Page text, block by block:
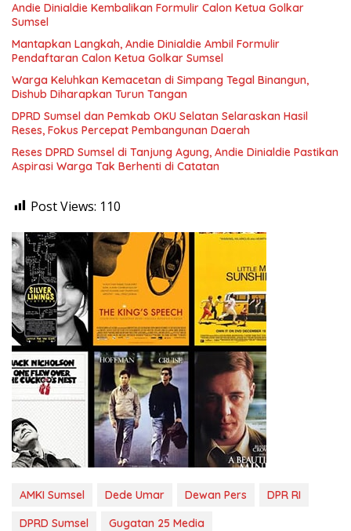
Andie Dinialdie Kembalikan Formulir Calon Ketua Golkar
Sumsel
Mantapkan Langkah, Andie Dinialdie Ambil Formulir
Pendaftaran Calon Ketua Golkar Sumsel
Warga Keluhkan Kemacetan di Simpang Tegal Binangun,
Dishub Diharapkan Turun Tangan
DPRD Sumsel dan Pemkab OKU Selatan Selaraskan Hasil
Reses, Fokus Percepat Pembangunan Daerah
Reses DPRD Sumsel di Tanjung Agung, Andie Dinialdie Pastikan
Aspirasi Warga Tak Berhenti di Catatan
Post Views: 110
AMKI Sumsel Dede Umar Dewan Pers
DPR RI
DPRD Sumsel
Gugatan 25 Media